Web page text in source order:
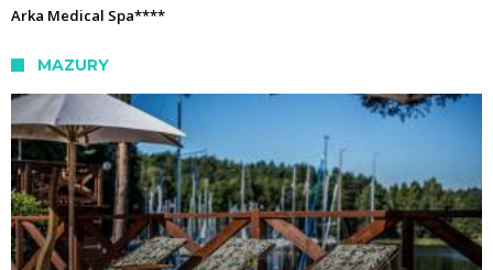
Arka Medical Spa****
MAZURY